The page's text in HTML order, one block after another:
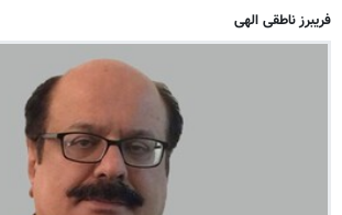
فریبرز ناطقی الهی